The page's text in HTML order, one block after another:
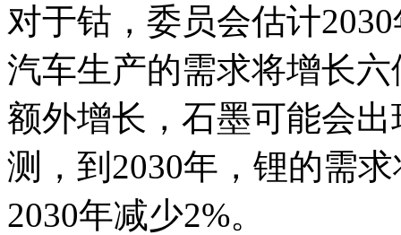
对于钴，委员会估计
汽车生产的需求将增长
额外增长，石墨可能会
测，到2030年，锂的需
2030年减少2%。